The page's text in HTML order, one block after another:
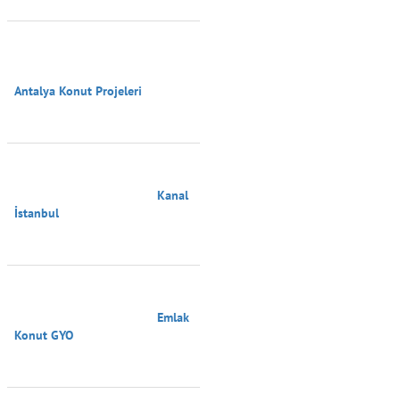
Antalya Konut Projeleri
İstanbul
Konut GYO